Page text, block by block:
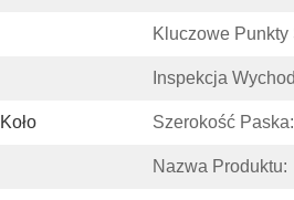
Kluczowe Punkty
Inspekcja
Szerokość Paska:
Nazwa Produktu: